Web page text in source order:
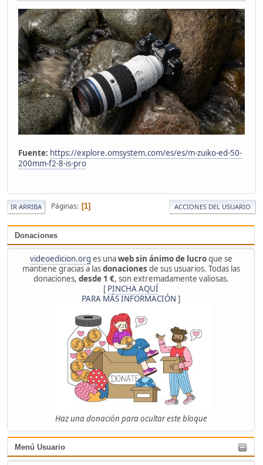
Donaciones
videoedicion.org es unaweb sin ánimo de lucroque se
mantiene gracias a lasdonaciones de sus usuarios. Todas las
donaciones, desde 1 €, son extremadamente valiosas.
[ PINCHA AQUÍ
PARA MÁS INFORMACIÓN ]
Haz una donación para ocultar este bloque
Menú Usuario
Fuente: https://explore.omsystem.com/es/es/m-zuiko-ed-50-
200mm-f2-8-is-pro
IR ARRIBA Páginas 1 ACCIONES DEL USUARIO